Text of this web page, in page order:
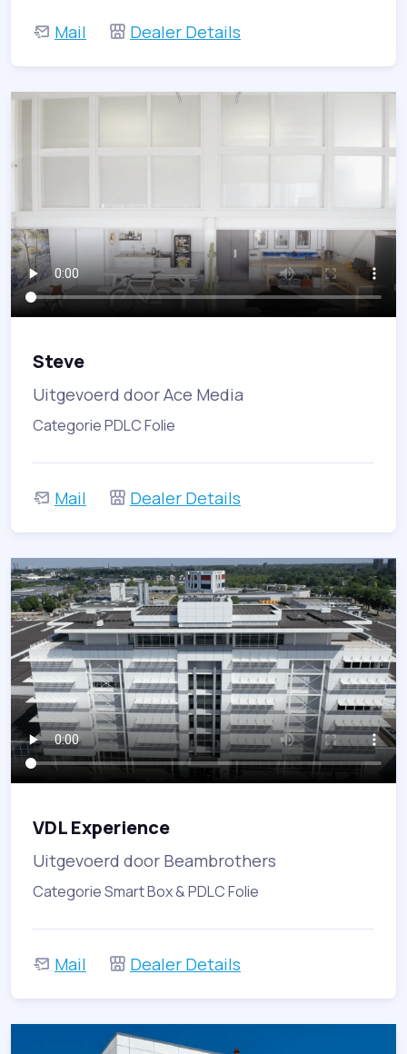
Mail Dealer Details
Steve
Uitgevoerd door Ace Media
Categorie PDLC Folie
Mail Dealer Details
VDL Experience
Uitgevoerd door Beambrothers
Categorie Smart Box & PDLC Folie
Mail Dealer Details